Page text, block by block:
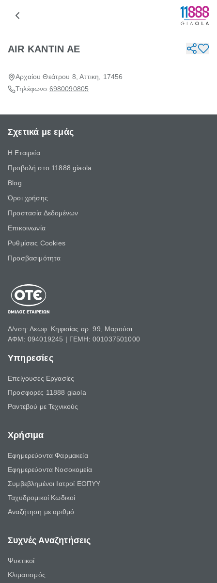
AIR ΚΑΝΤΙΝ ΑΕ
Αρχαίου Θεάτρου 8, Αττικη, 17456
Τηλέφωνο:6980090805
Σχετικά με εμάς
Η Εταιρεία
Προβολή στο 11888 giaola
Blog
Όροι χρήσης
Προστασία Δεδομένων
Επικοινωνία
Ρυθμίσεις Cookies
Προσβασιμότητα
Δ/νση: Λεωφ. Κηφισίας αρ. 99, Μαρούσι
ΑΦΜ: 094019245 | ΓΕΜΗ: 001037501000
Υπηρεσίες
Επείγουσες Εργασίες
Προσφορές 11888 giaola
Ραντεβού με Τεχνικούς
Χρήσιμα
Εφημερεύοντα Φαρμακεία
Εφημερεύοντα Νοσοκομεία
Συμβεβλημένοι Ιατροί ΕΟΠΥΥ
Ταχυδρομικοί Κωδικοί
Αναζήτηση με αριθμό
Συχνές Αναζητήσεις
Ψυκτικοί
Κλιματισμός